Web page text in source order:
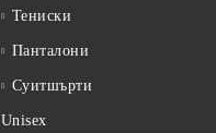
Тениски
Панталони
Суитшърти
Unisex